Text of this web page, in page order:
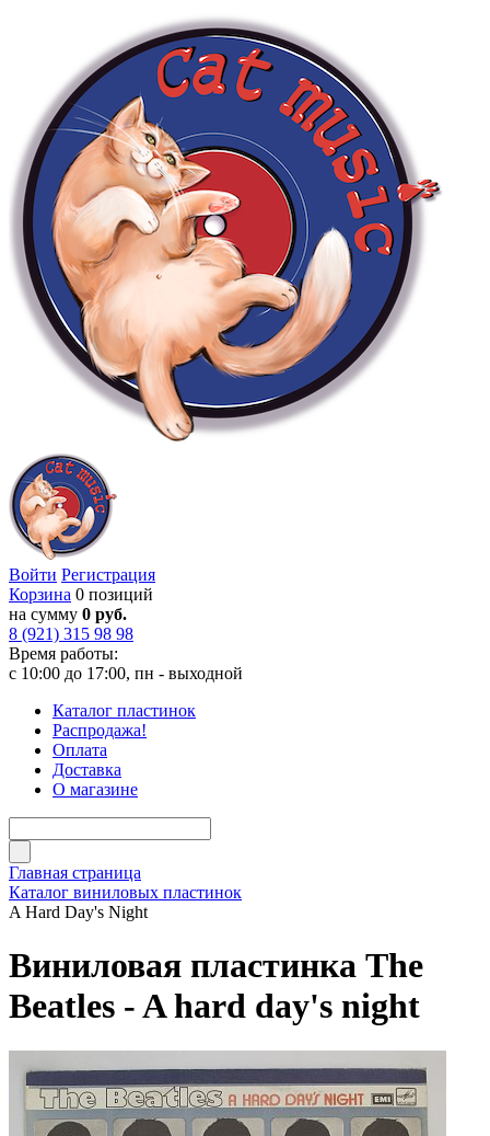
Войти Регистрация
Корзина 0 позиций
на сумму 0 руб.
8 (921) 315 98 98
Время работы:
с 10:00 до 17:00, пн - выходной
Каталог пластинок
Распродажа!
Оплата
Доставка
О магазине
Главная страница
Каталог виниловых пластинок
A Hard Day's Night
Виниловая пластинка The
Beatles - A hard day's night